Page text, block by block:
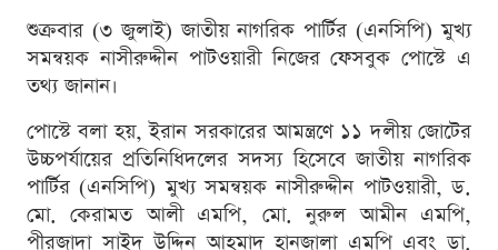
শুক্রবার (৩ জুলাই) জাতীয় নাগরিক পার্টির (এনসিপি) মুখ্য
সমন্বয়ক নাসীরুদ্দীন পাটওয়ারী নিজের ফেসবুক পোস্টে এ
তথ্য জানান।
পোস্টে বলা হয়, ইরান সরকারের আমন্ত্রণে ১১ দলীয় জোটের
উচ্চপর্যায়ের প্রতিনিধিদলের সদস্য হিসেবে জাতীয় নাগরিক
পার্টির (এনসিপি) মুখ্য সমন্বয়ক নাসীরুদ্দীন পাটওয়ারী, ড.
মো. কেরামত আলী এমপি, মো. নুরুল আমীন এমপি,
পীরজাদা সাইদ উদ্দিন আহমাদ হানজালা এমপি এবং ডা.